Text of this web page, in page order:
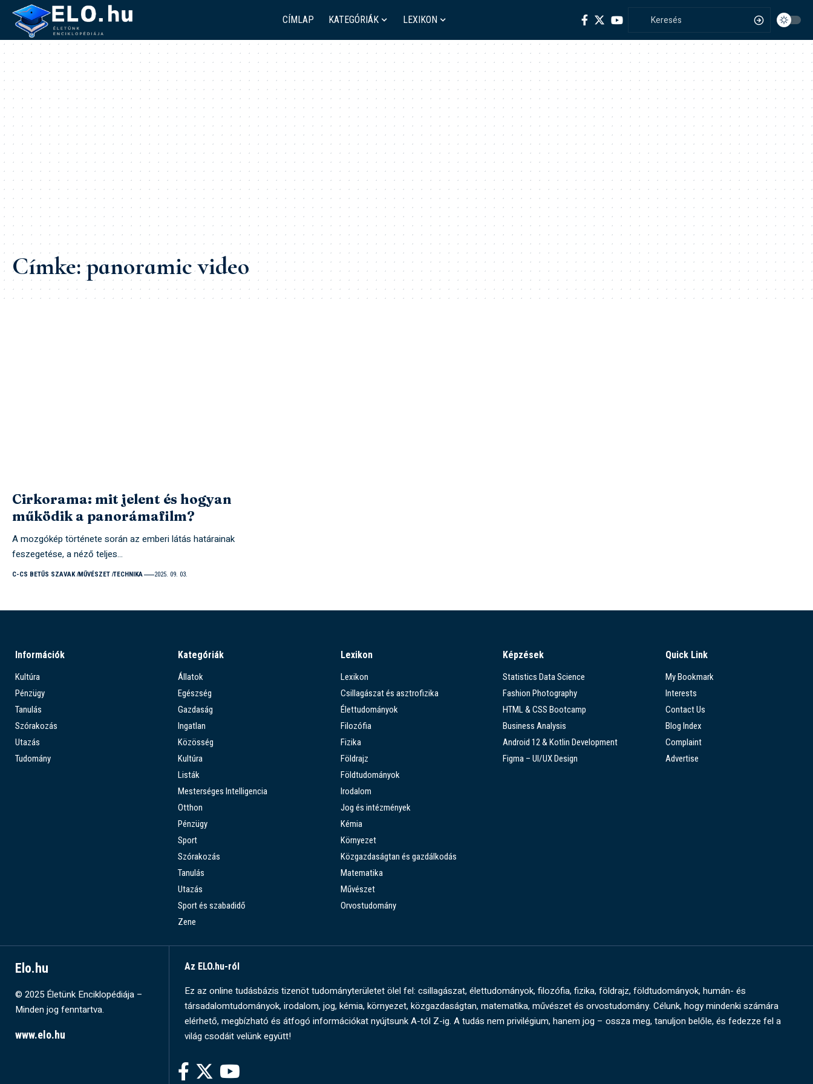
CÍMLAP KATEGÓRIÁK LEXIKON
Címke:panoramic video
Cirkorama: mit jelent és hogyan
működik a panorámafilm?
A mozgókép története során az emberi látás határainak
feszegetése, a néző teljes…
C-CS BETŰS SZAVAK MŰVÉSZET TECHNIKA 2025. 09. 03.
Információk
Kultúra
Pénzügy
Tanulás
Szórakozás
Utazás
Tudomány
Kategóriák
Állatok
Egészség
Gazdaság
Ingatlan
Közösség
Kultúra
Listák
Mesterséges Intelligencia
Otthon
Pénzügy
Sport
Szórakozás
Tanulás
Utazás
Sport és szabadidő
Zene
Lexikon
Lexikon
Csillagászat és asztrofizika
Élettudományok
Filozófia
Fizika
Földrajz
Földtudományok
Irodalom
Jog és intézmények
Kémia
Környezet
Közgazdaságtan és gazdálkodás
Matematika
Művészet
Orvostudomány
Képzések
Statistics Data Science
Fashion Photography
HTML & CSS Bootcamp
Business Analysis
Android 12 & Kotlin Development
Figma – UI/UX Design
Quick Link
My Bookmark
Interests
Contact Us
Blog Index
Complaint
Advertise
Elo.hu
© 2025 Életünk Enciklopédiája –
Minden jog fenntartva.
www.elo.hu
Az ELO.hu-ról
Ez az online tudásbázis tizenöt tudományterületet ölel fel: csillagászat, élettudományok, filozófia, fizika, földrajz, földtudományok, humán- és
társadalomtudományok, irodalom, jog, kémia, környezet, közgazdaságtan, matematika, művészet és orvostudomány. Célunk, hogy mindenki számára
elérhető, megbízható és átfogó információkat nyújtsunk A-tól Z-ig. A tudás nem privilégium, hanem jog – ossza meg, tanuljon belőle, és fedezze fel a
világ csodáit velünk együtt!